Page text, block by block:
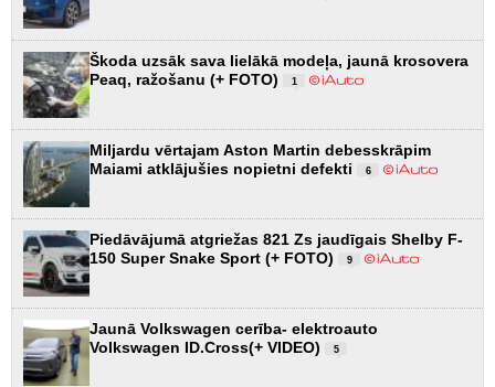
Škoda uzsāk sava lielākā modeļa, jaunā krosovera
Peaq, ražošanu (+ FOTO)
1
Miljardu vērtajam Aston Martin debesskrāpim
Maiami atklājušies nopietni defekti
6
Piedāvājumā atgriežas 821 Zs jaudīgais Shelby F-
150 Super Snake Sport (+ FOTO)
9
Jaunā Volkswagen cerība- elektroauto
Volkswagen ID.Cross(+ VIDEO)
5